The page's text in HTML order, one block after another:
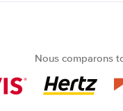
Nous comparons